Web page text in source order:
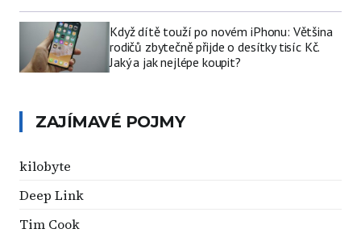
Když dítě touží po novém iPhonu: Většina
rodičů zbytečně přijde o desítky tisíc Kč.
Jaký a jak nejlépe koupit?
ZAJÍMAVÉ POJMY
kilobyte
Deep Link
Tim Cook